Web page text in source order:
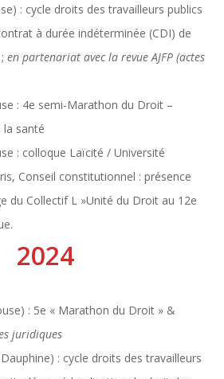
: cycle droits des travailleurs publics
à durée indéterminée (CDI) de
en partenariat avec la revue AJFP (actes
: 4e semi-Marathon du Droit –
la santé
: colloque Laïcité / Université
Conseil constitutionnel : présence
du Collectif L »Unité du Droit au 12e
2024
: 5e « Marathon du Droit » &
juridiques
: cycle droits des travailleurs